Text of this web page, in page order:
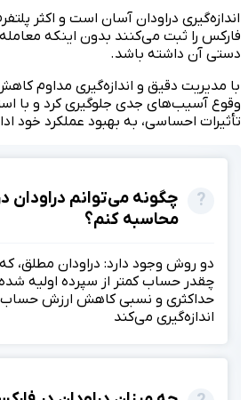
اندازه‌گیری دراودان آسان است و اکثر
فارکس را ثبت می‌کنند بدون اینکه
دستی آن داشته باشد.
با مدیریت دقیق و اندازه‌گیری مداوم
وقوع آسیب‌های جدی جلوگیری کرد و با
تأثیرات احساسی، به بهبود عملکرد خود
چگونه می‌توانم دراودان
محاسبه کنم؟
دو روش وجود دارد: دراودان مطلق،
چقدر حساب کمتر از سپرده اولیه
حداکثری و نسبی کاهش ارزش حساب
اندازه‌گیری می‌کند